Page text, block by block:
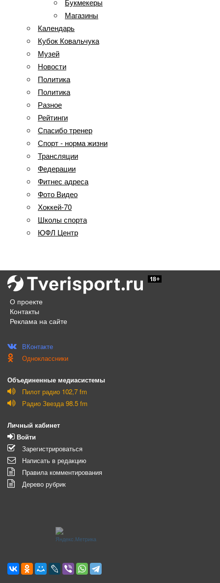
Букмекеры
Магазины
Календарь
Кубок Ковальчука
Музей
Новости
Политика
Политика
Разное
Рейтинги
Спасибо тренер
Спорт - норма жизни
Трансляции
Федерации
Фитнес адреса
Фото Видео
Хоккей-70
Школы спорта
ЮФЛ Центр
О проекте
Контакты
Реклама на сайте
ВКонтакте
Одноклассники
Объединенные медиасистемы
Пилот радио 102,7 fm
Радио Звезда 98.5 fm
Личный кабинет
Войти
Зарегистрироваться
Написать в редакцию
Правила комментирования
Дерево рубрик